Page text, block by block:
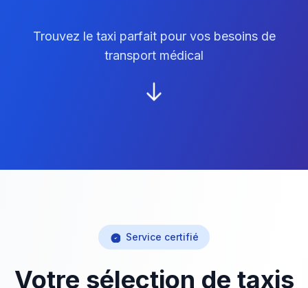
Trouvez le taxi parfait pour vos besoins de
transport médical
Service certifié
Votre sélection de taxis